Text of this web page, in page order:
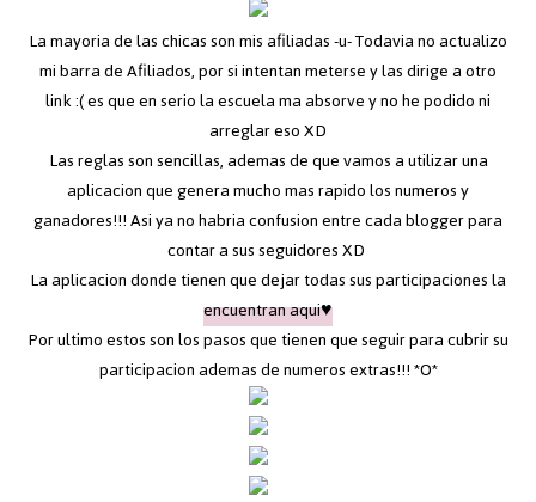
La mayoria de las chicas son mis afiliadas -u- Todavia no actualizo
mi barra de Afiliados, por si intentan meterse y las dirige a otro
link :( es que en serio la escuela ma absorve y no he podido ni
arreglar eso XD
Las reglas son sencillas, ademas de que vamos a utilizar una
aplicacion que genera mucho mas rapido los numeros y
ganadores!!! Asi ya no habria confusion entre cada blogger para
contar a sus seguidores XD
La aplicacion donde tienen que dejar todas sus participaciones la
encuentran aqui♥
Por ultimo estos son los pasos que tienen que seguir para cubrir su
participacion ademas de numeros extras!!! *O*